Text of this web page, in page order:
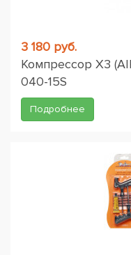
3 180 руб.
Компрессор X3
040-15S
Подробнее